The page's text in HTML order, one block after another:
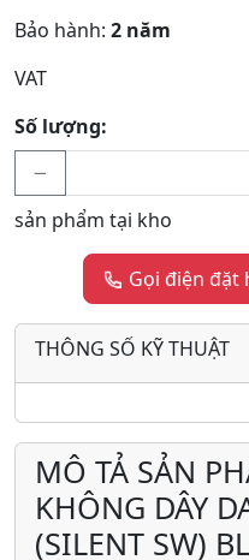
Bảo hành: 2 năm
VAT
Số lượng:
sản phẩm tại kho
Gọi điện đặt
THÔNG SỐ KỸ THUẬT
MÔ TẢ SẢN
KHÔNG DÂY
(SILENT SW)